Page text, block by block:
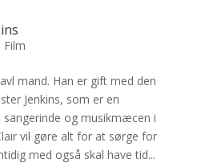
Film
mand. Han er gift med den
Jenkins, som er en
og musikmæcen i
vil gøre alt for at sørge for
med også skal have tid...